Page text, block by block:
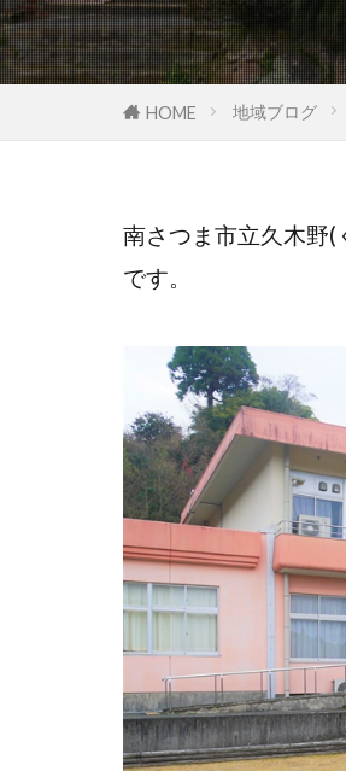
HOME 地域ブログ
南さつま市立久木野
です。